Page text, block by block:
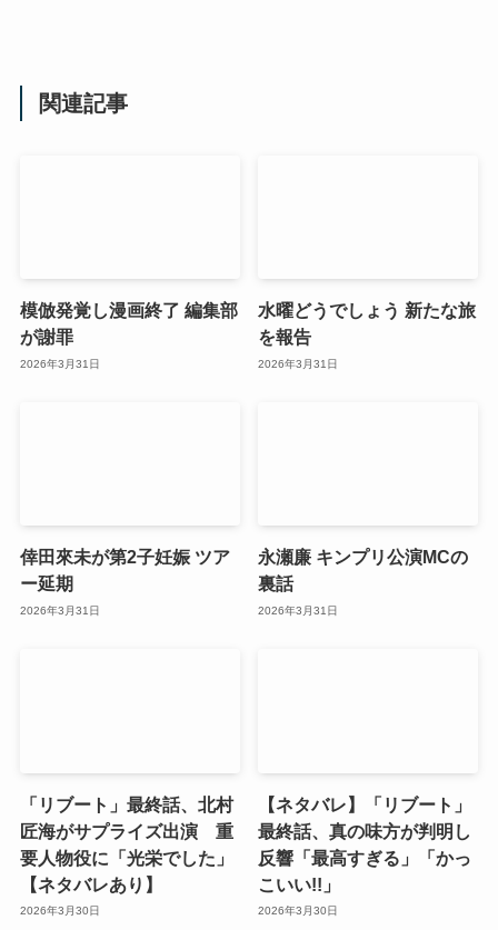
関連記事
模倣発覚し漫画終了 編集部
が謝罪
2026年3月31日
水曜どうでしょう 新たな旅
を報告
2026年3月31日
倖田來未が第2子妊娠 ツア
ー延期
2026年3月31日
永瀬廉 キンプリ公演MCの
裏話
2026年3月31日
「リブート」最終話、北村
匠海がサプライズ出演 重
要人物役に「光栄でした」
【ネタバレあり】
2026年3月30日
【ネタバレ】「リブート」
最終話、真の味方が判明し
反響「最高すぎる」「かっ
こいい!!」
2026年3月30日